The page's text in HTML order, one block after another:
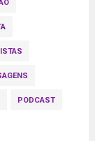
PODCAST